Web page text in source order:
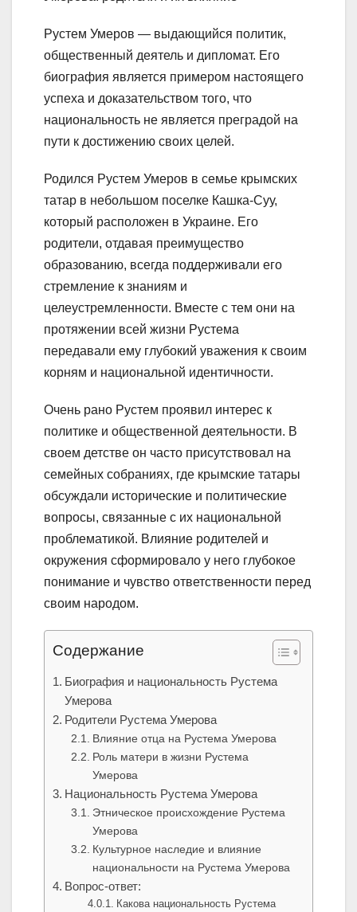
Рустем Умеров — выдающийся политик,
общественный деятель и дипломат. Его
биография является примером настоящего
успеха и доказательством того, что
национальность не является преградой на
пути к достижению своих целей.
Родился Рустем Умеров в семье крымских
татар в небольшом поселке Кашка-Суу,
который расположен в Украине. Его
родители, отдавая преимущество
образованию, всегда поддерживали его
стремление к знаниям и
целеустремленности. Вместе с тем они на
протяжении всей жизни Рустема
передавали ему глубокий уважения к своим
корням и национальной идентичности.
Очень рано Рустем проявил интерес к
политике и общественной деятельности. В
своем детстве он часто присутствовал на
семейных собраниях, где крымские татары
обсуждали исторические и политические
вопросы, связанные с их национальной
проблематикой. Влияние родителей и
окружения сформировало у него глубокое
понимание и чувство ответственности перед
своим народом.
Содержание
Биография и национальность Рустема
Умерова
Родители Рустема Умерова
Влияние отца на Рустема Умерова
Роль матери в жизни Рустема
Умерова
Национальность Рустема Умерова
Этническое происхождение Рустема
Умерова
Культурное наследие и влияние
национальности на Рустема Умерова
Вопрос-ответ:
Какова национальность Рустема